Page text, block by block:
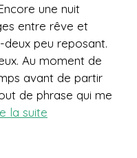
une nuit
entre rêve et
deux peu reposant.
Au moment de
avant de partir
de phrase qui me
la suite